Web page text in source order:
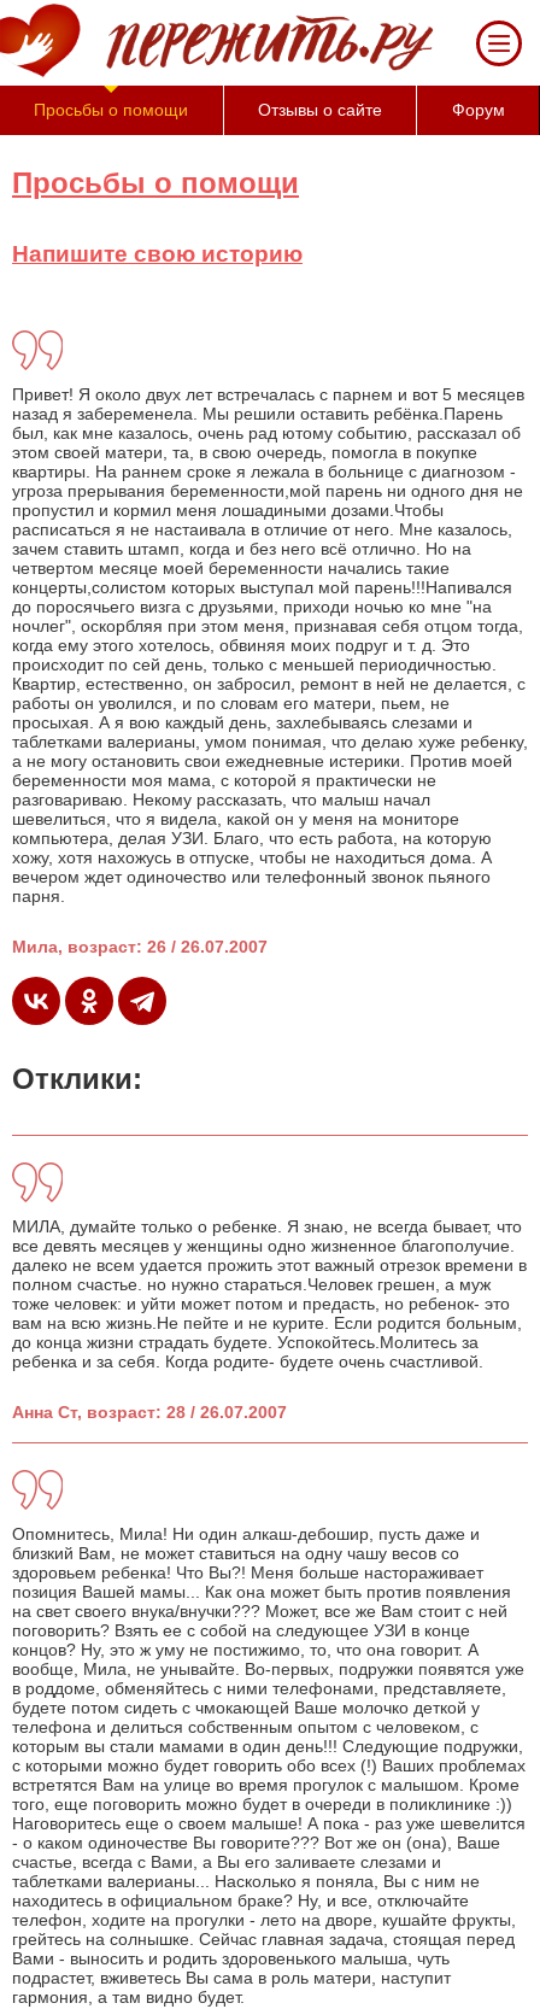
За
50
минут
Вы
можете
тяжесть
своего
и
причины
(бесплатно)
Просьбы о помощи Отзывы о сайте Форум
Просьбы о помощи
Напишите свою историю
Привет! Я около двух лет встречалась с парнем и вот 5 месяцев
назад я забеременела. Мы решили оставить ребёнка.Парень
был, как мне казалось, очень рад ютому событию, рассказал об
этом своей матери, та, в свою очередь, помогла в покупке
квартиры. На раннем сроке я лежала в больнице с диагнозом -
угроза прерывания беременности,мой парень ни одного дня не
пропустил и кормил меня лошадиными дозами.Чтобы
расписаться я не настаивала в отличие от него. Мне казалось,
зачем ставить штамп, когда и без него всё отлично. Но на
четвертом месяце моей беременности начались такие
концерты,солистом которых выступал мой парень!!!Напивался
до поросячьего визга с друзьями, приходи ночью ко мне "на
ночлег", оскорбляя при этом меня, признавая себя отцом тогда,
когда ему этого хотелось, обвиняя моих подруг и т. д. Это
происходит по сей день, только с меньшей периодичностью.
Квартир, естественно, он забросил, ремонт в ней не делается, с
работы он уволился, и по словам его матери, пьем, не
просыхая. А я вою каждый день, захлебываясь слезами и
таблетками валерианы, умом понимая, что делаю хуже ребенку,
а не могу остановить свои ежедневные истерики. Против моей
беременности моя мама, с которой я практически не
разговариваю. Некому рассказать, что малыш начал
шевелиться, что я видела, какой он у меня на мониторе
компьютера, делая УЗИ. Благо, что есть работа, на которую
хожу, хотя нахожусь в отпуске, чтобы не находиться дома. А
вечером ждет одиночество или телефонный звонок пьяного
парня.
Мила, возраст: 26 / 26.07.2007
Отклики:
МИЛА, думайте только о ребенке. Я знаю, не всегда бывает, что
все девять месяцев у женщины одно жизненное благополучие.
далеко не всем удается прожить этот важный отрезок времени в
полном счастье. но нужно стараться.Человек грешен, а муж
тоже человек: и уйти может потом и предасть, но ребенок- это
вам на всю жизнь.Не пейте и не курите. Если родится больным,
до конца жизни страдать будете. Успокойтесь.Молитесь за
ребенка и за себя. Когда родите- будете очень счастливой.
Анна Ст, возраст: 28 / 26.07.2007
Опомнитесь, Мила! Ни один алкаш-дебошир, пусть даже и
близкий Вам, не может ставиться на одну чашу весов со
здоровьем ребенка! Что Вы?! Меня больше настораживает
позиция Вашей мамы... Как она может быть против появления
на свет своего внука/внучки??? Может, все же Вам стоит с ней
поговорить? Взять ее с собой на следующее УЗИ в конце
концов? Ну, это ж уму не постижимо, то, что она говорит. А
вообще, Мила, не унывайте. Во-первых, подружки появятся уже
в роддоме, обменяйтесь с ними телефонами, представляете,
будете потом сидеть с чмокающей Ваше молочко деткой у
телефона и делиться собственным опытом с человеком, с
которым вы стали мамами в один день!!! Следующие подружки,
с которыми можно будет говорить обо всех (!) Ваших проблемах
встретятся Вам на улице во время прогулок с малышом. Кроме
того, еще поговорить можно будет в очереди в поликлинике :))
Наговоритесь еще о своем малыше! А пока - раз уже шевелится
- о каком одиночестве Вы говорите??? Вот же он (она), Ваше
счастье, всегда с Вами, а Вы его заливаете слезами и
таблетками валерианы... Насколько я поняла, Вы с ним не
находитесь в официальном браке? Ну, и все, отключайте
телефон, ходите на прогулки - лето на дворе, кушайте фрукты,
грейтесь на солнышке. Сейчас главная задача, стоящая перед
Вами - выносить и родить здоровенького малыша, чуть
подрастет, вживетесь Вы сама в роль матери, наступит
гармония, а там видно будет.